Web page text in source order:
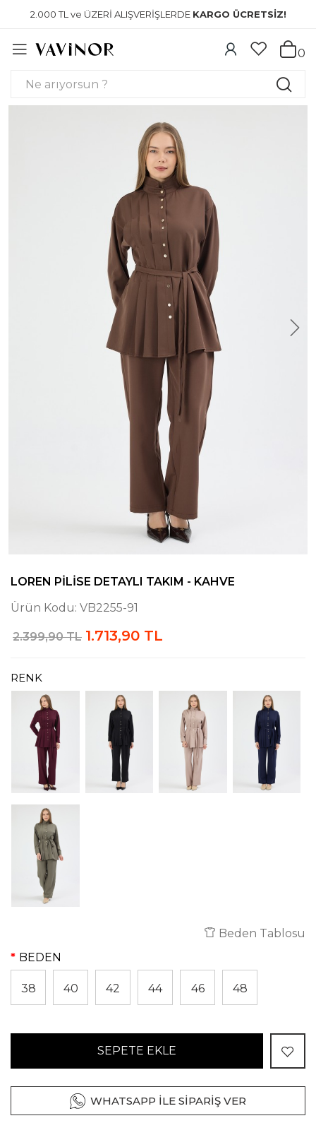
2.000 TL ve ÜZERİ ALIŞVERİŞLERDE KARGO ÜCRETSİZ!
0
LOREN PILISE DETAYLI TAKIM - KAHVE
Ürün Kodu: VB2255-91
2.399,90 TL 1.713,90 TL
RENK
Beden Tablosu
BEDEN
38 40 42 44 46 48
SEPETE EKLE
WHATSAPP İLE SİPARİŞ VER